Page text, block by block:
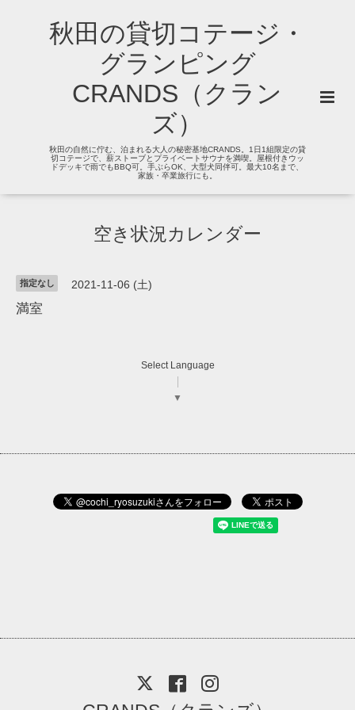
秋田の貸切コテージ・
グランピング
CRANDS（クラン
ズ）
秋田の自然に佇む、泊まれる大人の秘密基地CRANDS。1日1組限定の貸
切コテージで、薪ストーブとプライベートサウナを満喫。屋根付きウッ
ドデッキで雨でもBBQ可。手ぶらOK、大型犬同伴可。最大10名まで、
家族・卒業旅行にも。
空き状況カレンダー
指定なし 2021-11-06 (土)
満室
Select Language
▼